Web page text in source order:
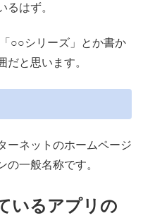
るはず。
○○シリーズ」とか書か
だと思います。
ーネットのホームページ
の一般名称です。
いるアプリの